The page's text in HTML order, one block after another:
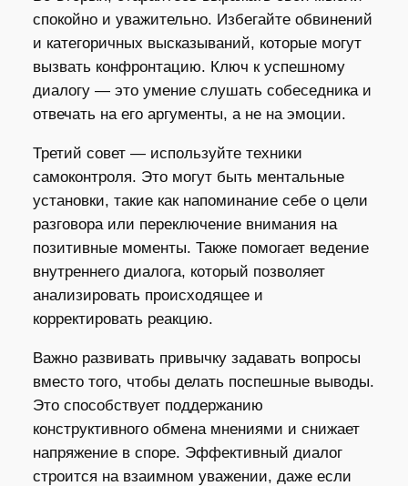
спокойно и уважительно. Избегайте обвинений
и категоричных высказываний, которые могут
вызвать конфронтацию. Ключ к успешному
диалогу — это умение слушать собеседника и
отвечать на его аргументы, а не на эмоции.
Третий совет — используйте техники
самоконтроля. Это могут быть ментальные
установки, такие как напоминание себе о цели
разговора или переключение внимания на
позитивные моменты. Также помогает ведение
внутреннего диалога, который позволяет
анализировать происходящее и
корректировать реакцию.
Важно развивать привычку задавать вопросы
вместо того, чтобы делать поспешные выводы.
Это способствует поддержанию
конструктивного обмена мнениями и снижает
напряжение в споре. Эффективный диалог
строится на взаимном уважении, даже если